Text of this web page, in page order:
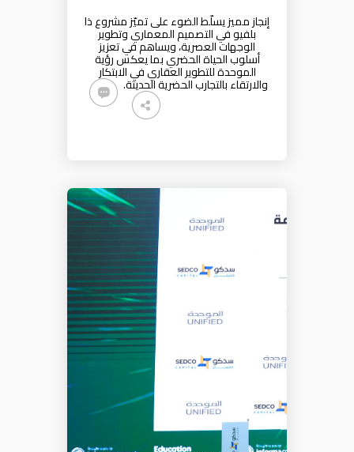
إنجاز مميز يسلّط الضوء على تميّز مشروع ذا
بلفيو في التصميم المعماري وتطوير
الوجهات العصرية، ويساهم في تعزيز
أسلوب الحياة الحضري بما يعكس رؤية
الموحدة للتطوير العقاري في الابتكار
والارتقاء بالتجارب الحضرية الحديثة.